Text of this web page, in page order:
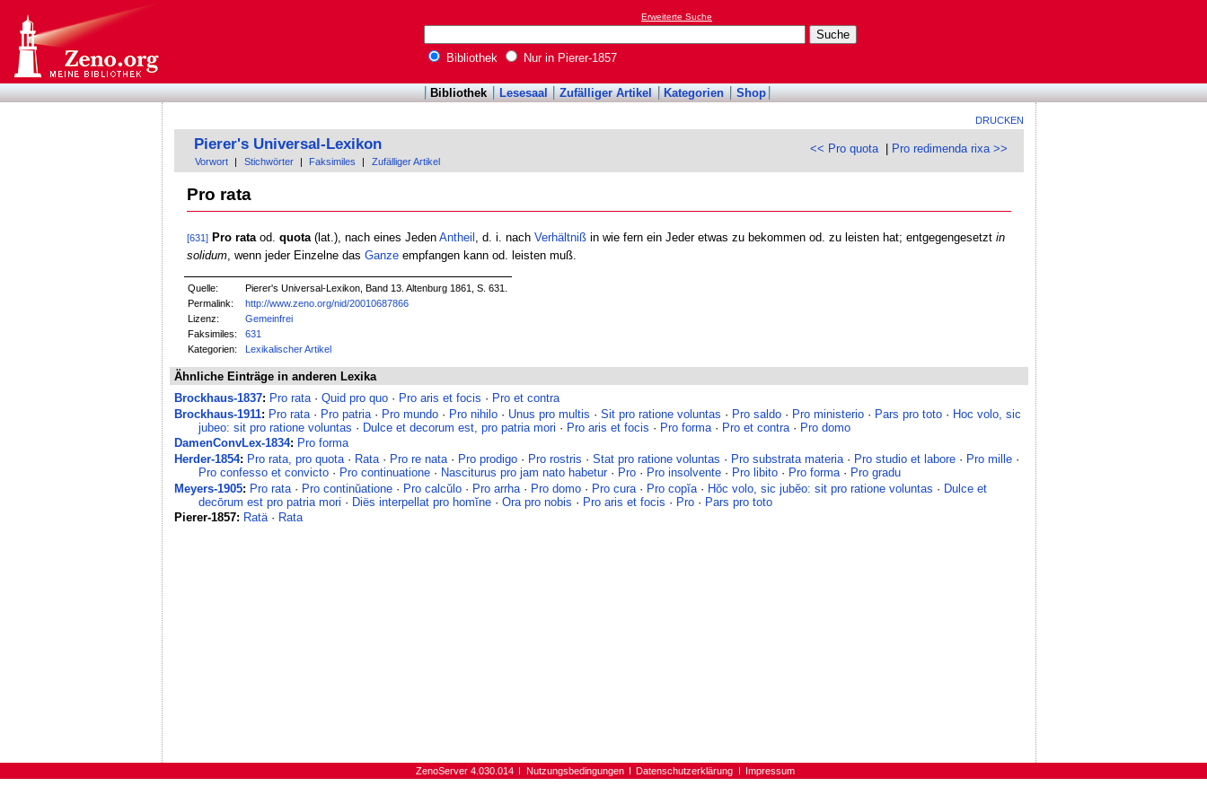
Erweiterte Suche
Bibliothek Nur in Pierer-1857
Bibliothek Lesesaal Zufälliger Artikel Kategorien Shop
DRUCKEN
<< Pro quota| Pro redimenda rixa >>
Pierer's Universal-Lexikon
Vorwort Stichwörter Faksimiles Zufälliger Artikel
Pro rata
[631] Pro rataod. quota(lat.), nach eines Jeden Antheil , d. i. nach Verhältnißin wie fern ein Jeder etwas zu bekommen od. zu leisten hat; entgegengesetzt in
solidum, wenn jeder Einzelne das Ganzeempfangen kann od. leisten muß.
Quelle:
Pierer's Universal-Lexikon, Band 13. Altenburg 1861, S. 631.
Permalink:
http://www.zeno.org/nid/20010687866
Lizenz:
Gemeinfrei
Faksimiles:
631
Kategorien:
Lexikalischer Artikel
Ähnliche Einträge in anderen Lexika
Brockhaus-1837: Pro rata·Quid pro quo · Pro aris et focis · Pro et contra
Brockhaus-1911: Pro rata · Pro patria · Pro mundo · Pro nihilo · Unus pro multis ·Sit pro ratione voluntas · Pro saldo · Pro ministerio · Pars pro toto · Hoc volo, sic
jubeo: sit pro ratione voluntas · Dulce et decorum est, pro patria mori · Pro aris et focis · Pro forma· Pro et contra· Pro domo
DamenConvLex-1834: Pro forma
Herder-1854: Pro rata, pro quota· Rata· Pro re nata· Pro prodigo · Pro rostris ·Stat pro ratione voluntas · Pro substrata materia· Pro studio et labore · Pro mille ·
Pro confesso et convicto· Pro continuatione· Nasciturus pro jam nato habetur· Pro· Pro insolvente· Pro libito· Pro forma· Pro gradu
Meyers-1905: Pro rata · Pro continŭatione · Pro calcŭlo · Pro arrha · Pro domo · Pro cura · Pro copĭa · Hŏc volo, sic jubĕo: sit pro ratione voluntas · Dulce et
decōrum est pro patria mori · Diës interpellat pro homĭne· Ora pro nobis · Pro aris et focis · Pro· Pars pro toto
Pierer-1857: Ratä· Rata
ZenoServer 4.030.014 Nutzungsbedingungen Datenschutzerklärung Impressum